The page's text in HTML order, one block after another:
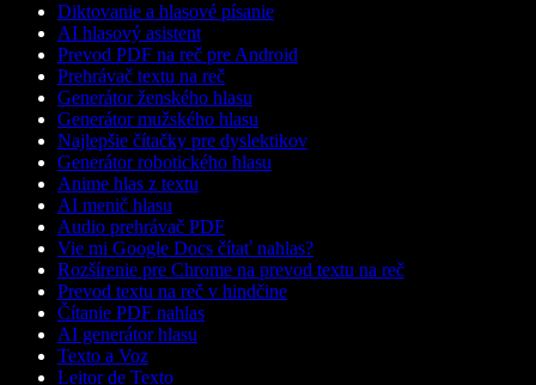
Diktovanie a hlasové písanie
AI hlasový asistent
Prevod PDF na reč pre Android
Prehrávač textu na reč
Generátor ženského hlasu
Generátor mužského hlasu
Najlepšie čítačky pre dyslektikov
Generátor robotického hlasu
Anime hlas z textu
AI menič hlasu
Audio prehrávač PDF
Vie mi Google Docs čítať nahlas?
Rozšírenie pre Chrome na prevod textu na reč
Prevod textu na reč v hindčine
Čítanie PDF nahlas
AI generátor hlasu
Texto a Voz
Leitor de Texto